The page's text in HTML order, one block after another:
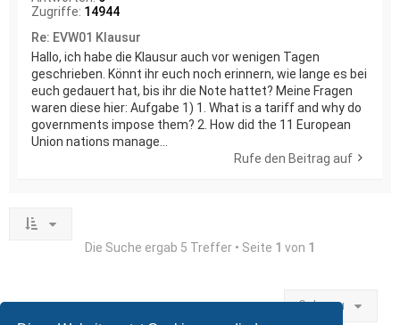
Zugriffe: 14944
Re: EVW01 Klausur
Hallo, ich habe die Klausur auch vor wenigen Tagen
geschrieben. Könnt ihr euch noch erinnern, wie lange es bei
euch gedauert hat, bis ihr die Note hattet? Meine Fragen
waren diese hier: Aufgabe 1) 1. What is a tariff and why do
governments impose them? 2. How did the 11 European
Union nations manage...
Rufe den Beitrag auf
Die Suche ergab 5 Treffer • Seite 1 von 1
Gehe zu